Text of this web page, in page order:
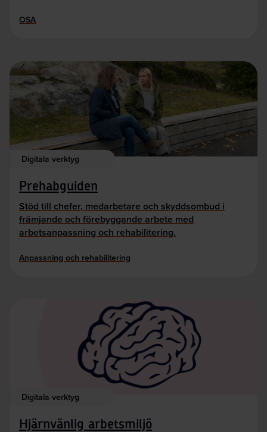
OSA
Digitala verktyg
Prehabguiden
Stöd till chefer, medarbetare och skyddsombud i
främjande och förebyggande arbete med
arbetsanpassning och rehabilitering.
Anpassning och rehabilitering
Digitala verktyg
Hjärnvänlig arbetsmiljö